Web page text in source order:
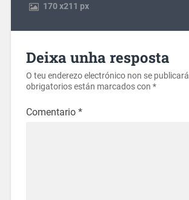
170x211 px
Deixa unha resposta
O teu enderezo electrónico non se publicará
obrigatorios están marcados con *
Comentario *